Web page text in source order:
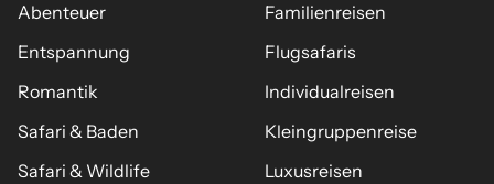
Abenteuer
Entspannung
Romantik
Safari & Baden
Safari & Wildlife
Familienreisen
Flugsafaris
Individualreisen
Kleingruppenreise
Luxusreisen